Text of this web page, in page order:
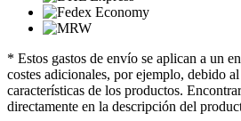
* Estos gastos de envío se aplican a un
costes adicionales, por ejemplo, debido
características de los productos.
directamente en la descripción del